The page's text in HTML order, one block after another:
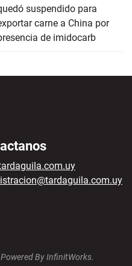
suspendido para
carne a China por
de imidocarb
Powered By InfinitWorks.